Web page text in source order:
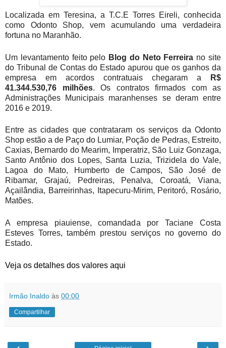
Localizada em Teresina, a T.C.E Torres Eireli, conhecida
como Odonto Shop, vem acumulando uma verdadeira
fortuna no Maranhão.
Um levantamento feito pelo Blog do Neto Ferreira no site
do Tribunal de Contas do Estado apurou que os ganhos da
empresa em acordos contratuais chegaram a
R$
41.344.530,76 milhões. Os contratos firmados com as
Administrações Municipais maranhenses se deram entre
2016 e 2019.
Entre as cidades que contrataram os serviços da Odonto
Shop estão a de Paço do Lumiar, Poção de Pedras, Estreito,
Caxias, Bernardo do Mearim, Imperatriz, São Luiz Gonzaga,
Santo Antônio dos Lopes, Santa Luzia, Trizidela do Vale,
Lagoa do Mato, Humberto de Campos, São José de
Ribamar, Grajaú, Pedreiras, Penalva, Coroatá, Viana,
Açailândia, Barreirinhas, Itapecuru-Mirim, Peritoró, Rosário,
Matões.
A empresa piauiense, comandada por Taciane Costa
Esteves Torres, também prestou serviços no governo do
Estado.
Veja os detalhes dos valores aqui
Irmão Inaldo às 00:00
Compartilhar